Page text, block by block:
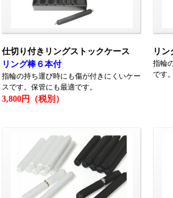
仕切り付きリングストックケース
リング棒６本付
指輪の持ち運び時にも傷が付きにくいケー
スです。保管にも最適です。
3,800円（税別）
リン
指輪
です